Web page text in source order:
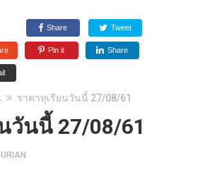
Share Tweet
Pin it Share
ราคาทุเรียนวันนี้ 27/08/61
วันนี้ 27/08/61